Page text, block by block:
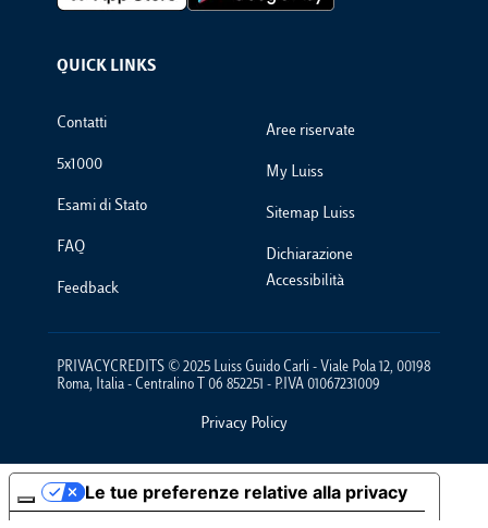
QUICK LINKS
Footer Links
Contatti
5x1000
Esami di Stato
FAQ
Feedback
Aree riservate
My Luiss
Sitemap Luiss
Dichiarazione
Accessibilità
PRIVACYCREDITS © 2025 Luiss Guido Carli - Viale Pola 12, 00198
Roma, Italia - Centralino T 06 852251 - P.IVA 01067231009
Privacy Policy
Le tue preferenze relative alla privacy